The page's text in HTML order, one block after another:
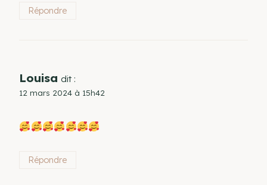
Répondre
Louisa dit :
12 mars 2024 à 15h42
Répondre